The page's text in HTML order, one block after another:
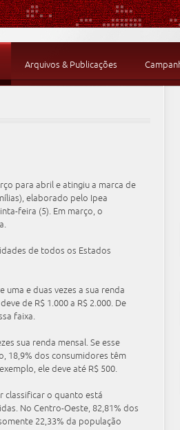
Arquivos & Publicações
para abril e atingiu a marca de
elaborado pelo Ipea
feira (5). Em março, o
de todos os Estados
e duas vezes a sua renda
de R$ 1.000 a R$ 2.000. De
faixa.
sua renda mensal. Se esse
18,9% dos consumidores têm
ele deve até R$ 500.
classificar o quanto está
No Centro-Oeste, 82,81% dos
22,33% da população